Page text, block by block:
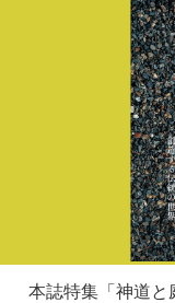
本誌特集「神道と